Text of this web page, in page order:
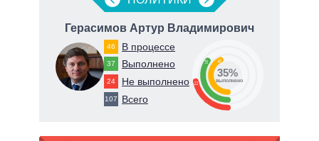
Герасимов Артур Владимирович
46 В процессе
37 Выполнено
24 Не выполнено
107 Всего
22
35 43
35%
выполнено